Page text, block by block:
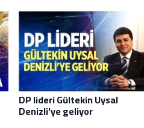
DP lideri Gültekin Uysal
Denizli'ye geliyor